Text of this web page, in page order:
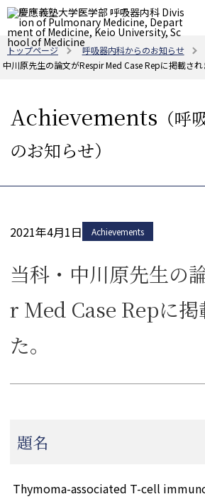
トップページ 呼吸器内科からのお知らせ
中川原先生の論文がRespir Med Case Repに掲載され
Achievements （呼
のお知らせ）
2021年4月1日 Achievements
当科・中川原先生の
r Med Case Repに掲
た。
題名
Thymoma-associated T-cell